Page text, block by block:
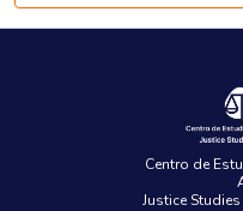
Centro de
Justice